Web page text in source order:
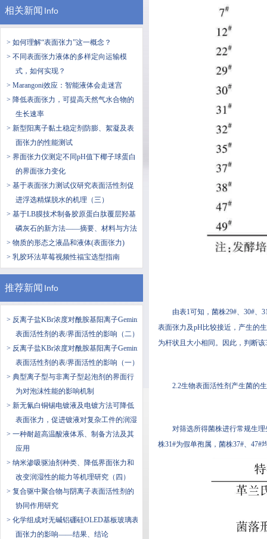
相关新闻 Info
> 如何理解“表面张力”这一概念？
> 不同表面张力液体的多样定向运输模
式，如何实现？
> Marangoni效应：智能液体会走迷宫
> 降低表面张力，可提高天然气水合物的
生长速率
> 新型阳离子黏土稳定剂防膨、絮凝及表
面张力的性能测试
> 界面张力仪测定不同pH值下椰子球蛋白
的界面张力变化
> 基于表面张力测试仪研究表面活性剂促
进浮选精煤脱水的机理（三）
> 基于LB膜技术制备胶原蛋白肽覆层羟基
磷灰石的新方法——摘要、材料与方法
> 物质的形态之液晶和液体(表面张力)
> 乳胶环法草莓视频性福宝选型指南
推荐新闻 Info
> 反离子盐KBr浓度对酰胺基阳离子Gemini
表面活性剂的表/界面活性的影响（二）
> 反离子盐KBr浓度对酰胺基阳离子Gemini
表面活性剂的表/界面活性的影响（一）
> 典型离子型与非离子型起泡剂的界面行
为对泡沫性能的影响机制
> 新无氰白铜锡电镀液及电镀方法可降低
表面张力，促进镀液对复杂工件的润湿
> 一种耐超高温酸液体系、制备方法及其
应用
> 纳米渗吸驱油剂种类、降低界面张力和
改变润湿性的能力等机理研究（四）
> 复合驱中聚合物与阴离子表面活性剂的
协同作用研究
> 化学组成对无碱铝硼硅OLED基板玻璃表
面张力的影响——结果、结论
由表1可知，菌株29#、
表面张力及pH比较接近，产生的生
为杆状且大小相同。因此，判断该
2.2生物表面活性剂产生菌的
对筛选所得菌株进行常规生理
株31#为假单孢属，菌株37#、47#